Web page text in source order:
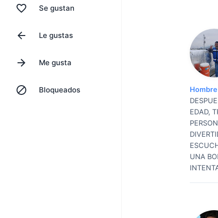
Se gustan
Le gustas
Me gusta
Bloqueados
EDAD,
UNA